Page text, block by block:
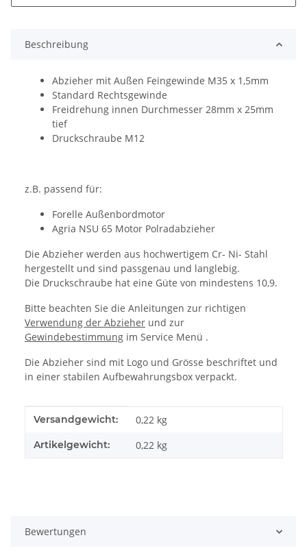
Beschreibung
Abzieher mit Außen Feingewinde M35 x 1,5mm
Standard Rechtsgewinde
Freidrehung innen Durchmesser 28mm x 25mm
tief
Druckschraube M12
z.B. passend für:
Forelle Außenbordmotor
Agria NSU 65 Motor Polradabzieher
Die Abzieher werden aus hochwertigem Cr- Ni- Stahl
hergestellt und sind passgenau und langlebig.
Die Druckschraube hat eine Güte von mindestens 10,9.
Bitte beachten Sie die Anleitungen zur richtigen
Verwendung der Abzieher und zur
Gewindebestimmung im Service Menü .
Die Abzieher sind mit Logo und Grösse beschriftet und
in einer stabilen Aufbewahrungsbox verpackt.
Produkteigenschaft
Wert
Versandgewicht: 0,22 kg
Artikelgewicht: 0,22 kg
Bewertungen